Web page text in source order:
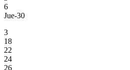
6
Jue-30
3
18
22
24
26